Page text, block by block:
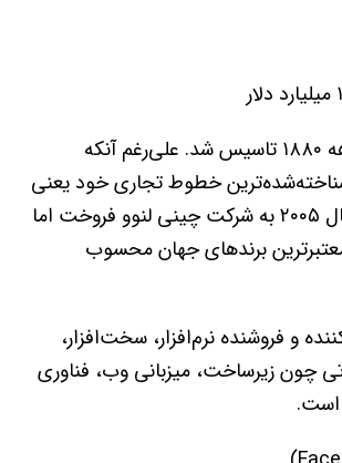
این کمپانی در دهه ۱۸۸۰ تاسیس شد. علی‌رغم آنکه
خطوط تجاری خود یعنی
تولید PC را در سال ۲۰۰۵ به شرکت چینی لنوو فروخت اما
برندهای جهان محسوب
و فروشنده نرم‌افزار، سخت‌افزار،
چون زیرساخت، میزبانی وب، فناوری
است.